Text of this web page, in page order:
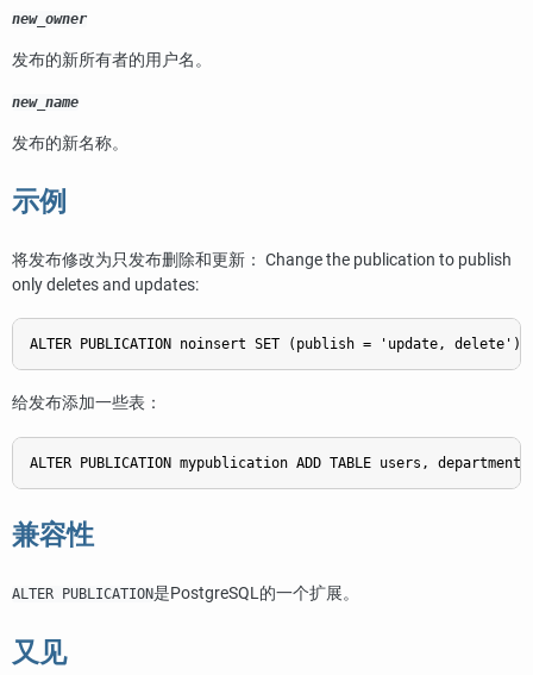
new_owner
发布的新所有者的用户名。
new_name
发布的新名称。
示例
将发布修改为只发布删除和更新： Change the publication to publish
only deletes and updates:
给发布添加一些表：
兼容性
ALTER PUBLICATION是PostgreSQL的一个扩展。
又见